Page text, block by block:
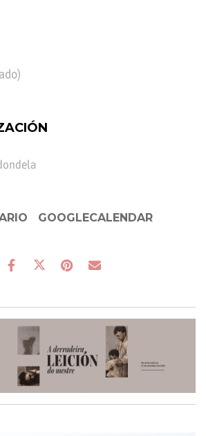
GOOGLECALENDAR